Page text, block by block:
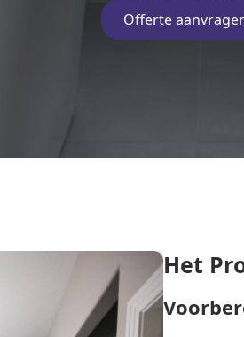
Offerte
Het